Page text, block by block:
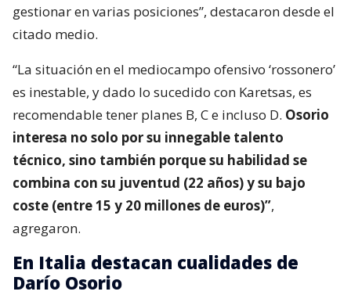
gestionar en varias posiciones”, destacaron desde el
citado medio.
“La situación en el mediocampo ofensivo ‘rossonero’
es inestable, y dado lo sucedido con Karetsas, es
recomendable tener planes B, C e incluso D. Osorio
interesa no solo por su innegable talento
técnico, sino también porque su habilidad se
combina con su juventud (22 años) y su bajo
coste (entre 15 y 20 millones de euros)”,
agregaron.
En Italia destacan cualidades de
Darío Osorio